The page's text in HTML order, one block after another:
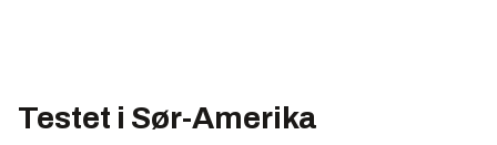
Testet i Sør-Amerika